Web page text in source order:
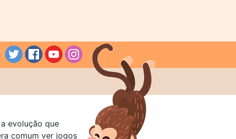
evolução que
comum ver jogos